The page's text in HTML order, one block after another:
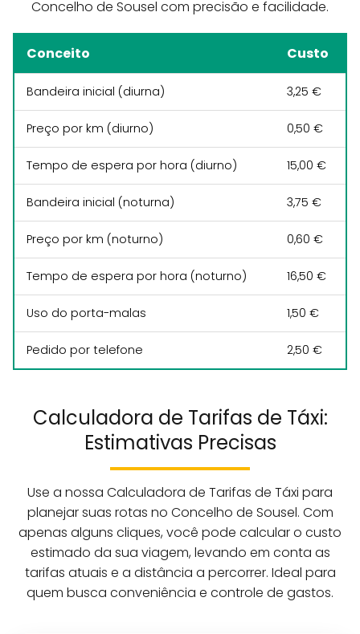
Concelho de Sousel com precisão e facilidade.
Conceito Custo
Bandeira inicial (diurna) 3,25 €
Preço por km (diurno) 0,50 €
Tempo de espera por hora (diurno) 15,00 €
Bandeira inicial (noturna) 3,75 €
Preço por km (noturno) 0,60 €
Tempo de espera por hora (noturno) 16,50 €
Uso do porta-malas 1,50 €
Pedido por telefone 2,50 €
Calculadora de Tarifas de Táxi:
Estimativas Precisas
Use a nossa Calculadora de Tarifas de Táxi para
planejar suas rotas no Concelho de Sousel. Com
apenas alguns cliques, você pode calcular o custo
estimado da sua viagem, levando em conta as
tarifas atuais e a distância a percorrer. Ideal para
quem busca conveniência e controle de gastos.